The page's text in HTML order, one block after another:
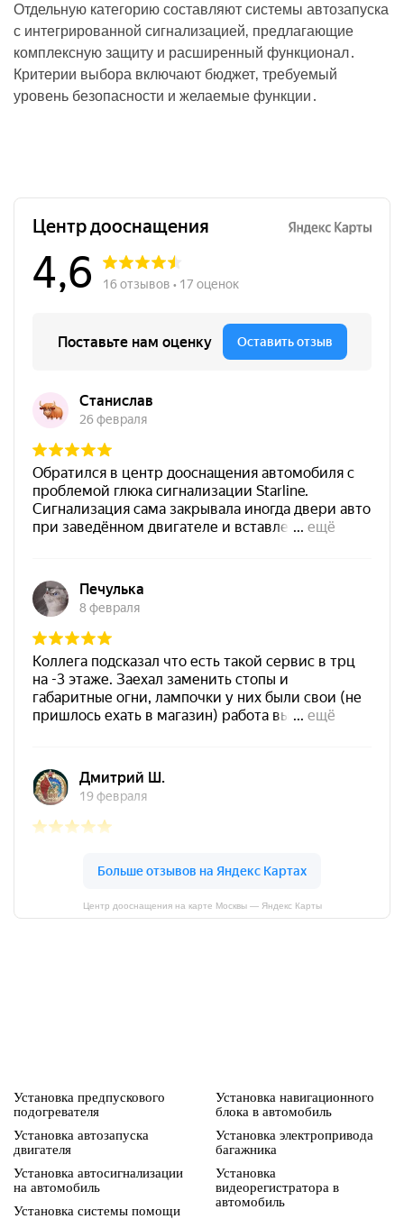
Отдельную категорию составляют системы автозапуска
с интегрированной сигнализацией‚ предлагающие
комплексную защиту и расширенный функционал․
Критерии выбора включают бюджет‚ требуемый
уровень безопасности и желаемые функции․
Центр дооснащения на карте Москвы — Яндекс Карты
Установка предпускового
подогревателя
Установка автозапуска
двигателя
Установка автосигнализации
на автомобиль
Установка системы помощи
Установка навигационного
блока в автомобиль
Установка электропривода
багажника
Установка
видеорегистратора в
автомобиль